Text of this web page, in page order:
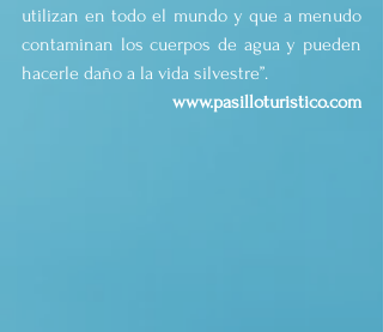
utilizan en todo el mundo y que a menudo
contaminan los cuerpos de agua y pueden
hacerle daño a la vida silvestre”.
www.pasilloturistico.com